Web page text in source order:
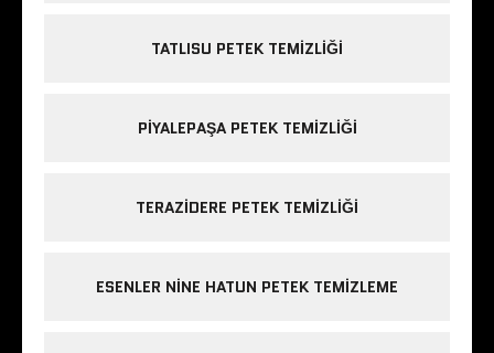
TATLISU PETEK TEMIZLIĞI
PIYALEPAŞA PETEK TEMIZLIĞI
TERAZIDERE PETEK TEMIZLIĞI
ESENLER NINE HATUN PETEK TEMIZLEME